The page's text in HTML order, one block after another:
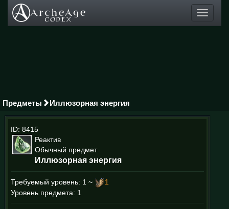
Toggle
Предметы Иллюзорная энергия
ID: 8415
Реактив
Обычный предмет
Иллюзорная энергия
Требуемый уровень: 1 ~
1
Уровень предмета: 1